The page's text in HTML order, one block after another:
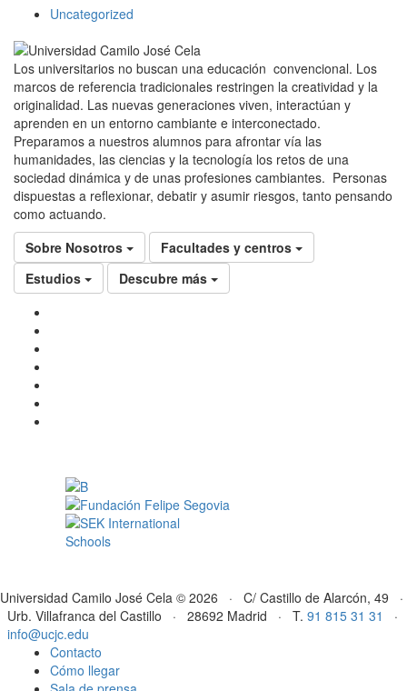
Uncategorized
Los universitarios no buscan una educación convencional. Los
marcos de referencia tradicionales restringen la creatividad y la
originalidad. Las nuevas generaciones viven, interactúan y
aprenden en un entorno cambiante e interconectado.
Preparamos a nuestros alumnos para afrontar vía las
humanidades, las ciencias y la tecnología los retos de una
sociedad dinámica y de unas profesiones cambiantes. Personas
dispuestas a reflexionar, debatir y asumir riesgos, tanto pensando
como actuando.
Sobre Nosotros
Facultades y centros
Estudios
Descubre más
Universidad Camilo José Cela © 2026 · C/ Castillo de Alarcón, 49 ·
Urb. Villafranca del Castillo · 28692 Madrid · T. 91 815 31 31
·
info@ucjc.edu
Contacto
Cómo llegar